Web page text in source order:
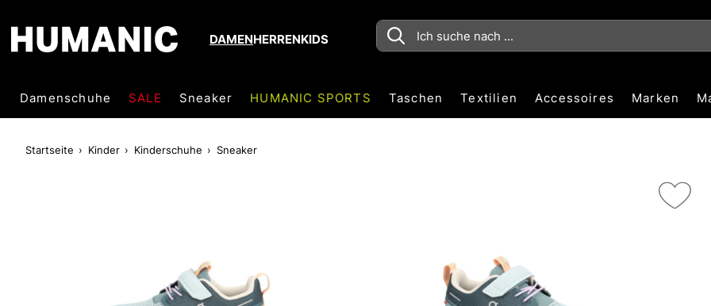
DAMENHERRENKIDS
Damenschuhe SALE Sneaker HUMANIC SPORTS Taschen Textilien Accessoires Marken
Startseite Kinder Kinderschuhe Sneaker